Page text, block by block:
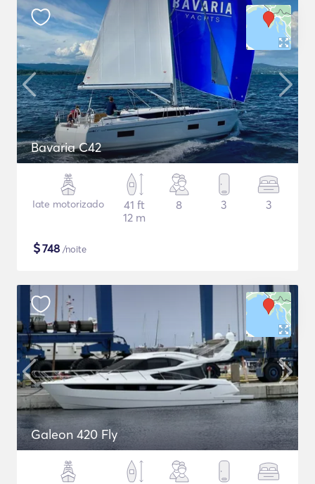
Bavaria C42
Iate motorizado
41 ft
12 m
8 3 3
$748 /noite
Galeon 420 Fly